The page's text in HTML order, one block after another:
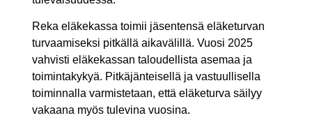
Reka eläkekassa toimii jäsentensä eläketurvan
turvaamiseksi pitkällä aikavälillä. Vuosi 2025
vahvisti eläkekassan taloudellista asemaa ja
toimintakykyä. Pitkäjänteisellä ja vastuullisella
toiminnalla varmistetaan, että eläketurva säilyy
vakaana myös tulevina vuosina.